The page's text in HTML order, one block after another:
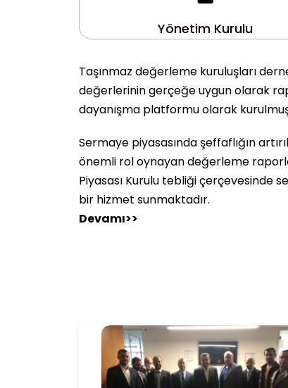
Yönetim Kurulu
Taşınmaz değerleme kuruluşları
değerlerinin gerçeğe uygun olarak
dayanışma platformu olarak
Sermaye piyasasında şeffaflığın
önemli rol oynayan değerleme
Piyasası Kurulu tebliği çerçevesinde
bir hizmet sunmaktadır.
Devamı>>